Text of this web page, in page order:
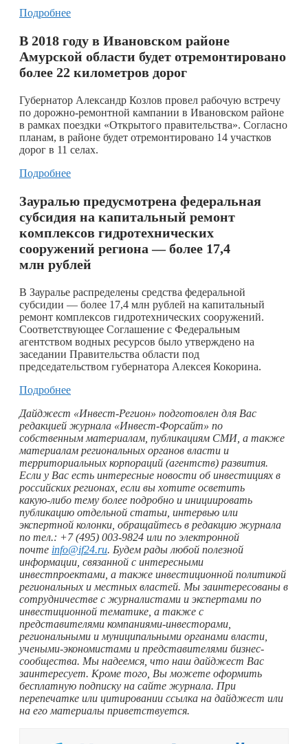
Подробнее
В 2018 году в Ивановском районе
Амурской области будет отремонтировано
более 22 километров дорог
Губернатор Александр Козлов провел рабочую встречу
по дорожно-ремонтной кампании в Ивановском районе
в рамках поездки «Открытого правительства». Согласно
планам, в районе будет отремонтировано 14 участков
дорог в 11 селах.
Подробнее
Зауралью предусмотрена федеральная
субсидия на капитальный ремонт
комплексов гидротехнических
сооружений региона — более 17,4
млн рублей
В Зауралье распределены средства федеральной
субсидии — более 17,4 млн рублей на капитальный
ремонт комплексов гидротехнических сооружений.
Соответствующее Соглашение с Федеральным
агентством водных ресурсов было утверждено на
заседании Правительства области под
председательством губернатора Алексея Кокорина.
Подробнее
Дайджест «Инвест-Регион» подготовлен для Вас
редакцией журнала «Инвест-Форсайт» по
собственным материалам, публикациям СМИ, а также
материалам региональных органов власти и
территориальных корпораций (агентств) развития.
Если у Вас есть интересные новости об инвестициях в
российских регионах, если вы хотите осветить
какую-либо тему более подробно и инициировать
публикацию отдельной статьи, интервью или
экспертной колонки, обращайтесь в редакцию журнала
по тел.: +7 (495) 003-9824 или по электронной
почте info@if24.ru. Будем рады любой полезной
информации, связанной с интересными
инвестпроектами, а также инвестиционной политикой
региональных и местных властей. Мы заинтересованы в
сотрудничестве с журналистами и экспертами по
инвестиционной тематике, а также с
представителями компаниями-инвесторами,
региональными и муниципальными органами власти,
учеными-экономистами и представителями бизнес-
сообщества. Мы надеемся, что наш дайджест Вас
заинтересует. Кроме того, Вы можете оформить
бесплатную подписку на сайте журнала. При
перепечатке или цитировании ссылка на дайджест или
на его материалы приветствуется.